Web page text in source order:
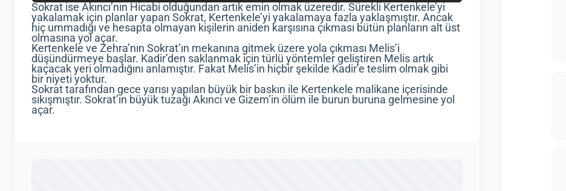
Sokrat ise Akıncı’nın Hicabi olduğundan artık emin olmak üzeredir. Sürekli Kertenkele’yi
yakalamak için planlar yapan Sokrat, Kertenkele’yi yakalamaya fazla yaklaşmıştır. Ancak
hiç ummadığı ve hesapta olmayan kişilerin aniden karşısına çıkması bütün planların alt üst
olmasına yol açar.
Kertenkele ve Zehra’nın Sokrat’ın mekanına gitmek üzere yola çıkması Melis’i
düşündürmeye başlar. Kadir’den saklanmak için türlü yöntemler geliştiren Melis artık
kaçacak yeri olmadığını anlamıştır. Fakat Melis’in hiçbir şekilde Kadir’e teslim olmak gibi
bir niyeti yoktur.
Sokrat tarafından gece yarısı yapılan büyük bir baskın ile Kertenkele malikane içerisinde
sıkışmıştır. Sokrat’ın büyük tuzağı Akıncı ve Gizem’in ölüm ile burun buruna gelmesine yol
açar.